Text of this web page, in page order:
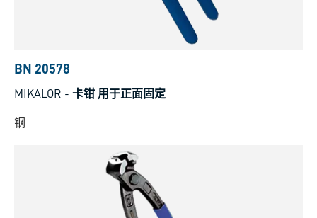
BN 20578
MIKALOR - 卡钳 用于正面固定
钢